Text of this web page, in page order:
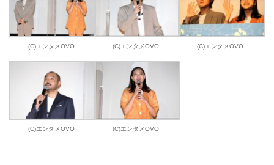
(C)エンタメOVO (C)エンタメOVO (C)エンタメOVO
(C)エンタメOVO (C)エンタメOVO